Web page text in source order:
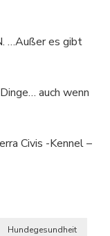
…Außer es gibt
auch wenn
Civis -Kennel –
Hundegesundheit